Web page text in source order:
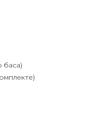
баса)